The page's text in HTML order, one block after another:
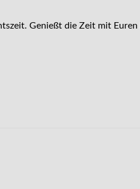
Genießt die Zeit mit Euren